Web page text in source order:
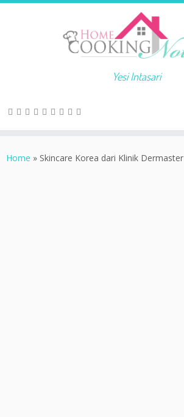
Yesi Intasari
Home » Skincare Korea dari Klinik Dermaster